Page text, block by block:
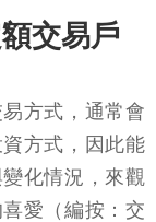
交易戶
方式，通常會
方式，因此能
化情況，來觀
愛（編按：交